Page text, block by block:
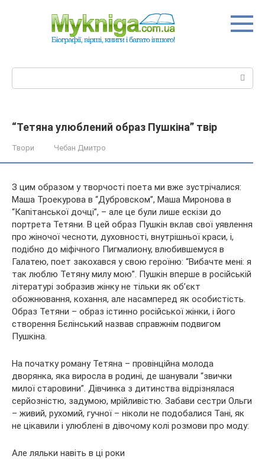
“Тетяна улюблений образ Пушкіна” твір
Твори Чебан Дмитро
З цим образом у творчості поета ми вже зустрічалися:
Маша Троекурова в “Дубровском”, Маша Миронова в
“Капітанської дочці”, – але це були лише ескізи до
портрета Тетяни. В цей образ Пушкін вклав свої уявлення
про жіночої чесноти, духовності, внутрішньої краси, і,
подібно до міфічного Пигмалиону, влюбившемуся в
Галатею, поет закохався у свою героїню: “Вибачте мені: я
так люблю Тетяну милу мою”. Пушкін вперше в російській
літературі зобразив жінку не тільки як об’єкт
обожнювання, кохання, але насамперед як особистість.
Образ Тетяни – образ істинно російської жінки, і його
створення Бєлінський назвав справжнім подвигом
Пушкіна.
На початку роману Тетяна – провінційна молода
дворянка, яка виросла в родині, де шанували “звички
милої старовини”. Дівчинка з дитинства відрізнялася
серйозністю, задумою, мрійливістю. Забави сестри Ольги
– живий, рухомий, гучної – ніколи не подобалися Тані, як
не цікавили і улюблені в дівочому колі розмови про моду:
Але ляльки навіть в ці роки